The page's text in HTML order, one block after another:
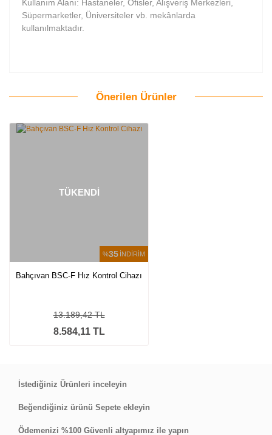
Kullanım Alanı: Hastaneler, Ofisler, Alışveriş Merkezleri,
Süpermarketler, Üniversiteler vb. mekânlarda
kullanılmaktadır.
Önerilen Ürünler
%35 İNDİRİM
TÜKENDİ
Bahçıvan BSC-F Hız Kontrol Cihazı
8.584,11 TL
13.189,42 TL
İstediğiniz Ürünleri inceleyin
Beğendiğiniz ürünü Sepete ekleyin
Ödemenizi %100 Güvenli altyapımız ile yapın